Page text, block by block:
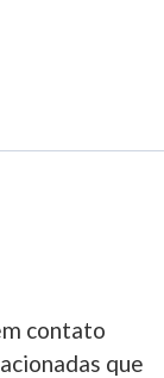
contato
que